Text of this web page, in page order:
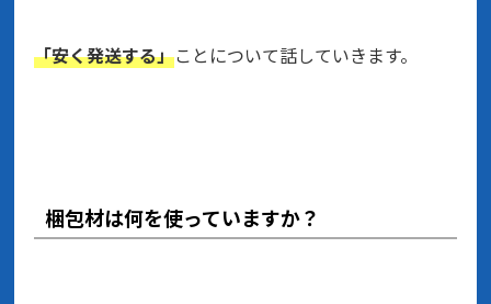
「安く発送する」ことについて話していきます。
梱包材は何を使っていますか？